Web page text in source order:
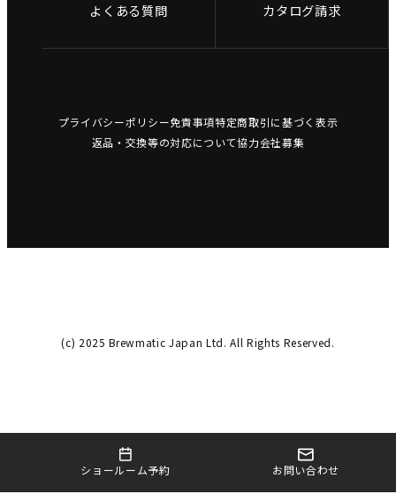
ショールーム予約 お問い合わせ
よくある質問 カタログ請求
プライバシーポリシー免責事項特定商取引に基づく表示
返品・交換等の対応について協力会社募集
(c) 2025 Brewmatic Japan Ltd. All Rights Reserved.